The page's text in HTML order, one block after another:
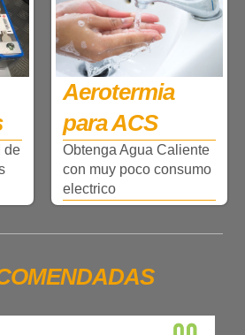
de
Aerotermia
para ACS
Obtenga Agua Caliente
con muy poco consumo
electrico